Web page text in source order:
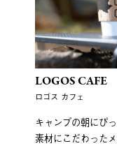
LOGOS CAFE
ロゴス カフェ
キャンプの朝にぴ
素材にこだわった